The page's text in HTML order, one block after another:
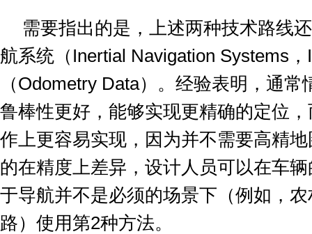
需要指出的是，上述两种技术路线
航系统（ Inertial Navigation Systems ，
（Odometry Data）。经验表明，通常
鲁棒性更好，能够实现更精确的定位
作上更容易实现，因为并不需要高精
的在精度上差异，设计人员可以在车
于导航并不是必须的场景下（例如，
路）使用第2种方法。